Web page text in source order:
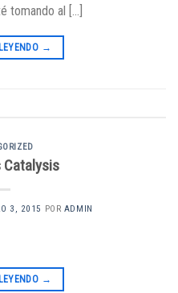
tomando al […]
→
3, 2015 POR ADMIN
→